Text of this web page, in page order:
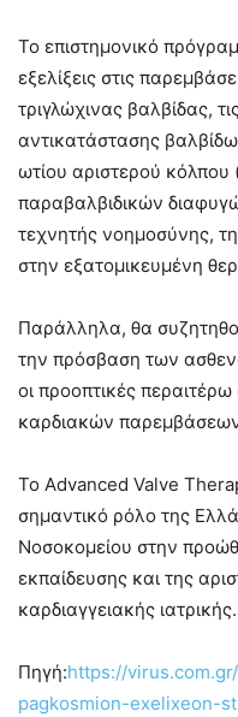
Το επιστημονικό
εξελίξεις στις
τριγλώχινας βαλβίδας,
αντικατάστασης
ωτίου αριστερού κόλπου
παραβαλβιδικών
τεχνητής νοημοσύνης,
στην εξατομικευμένη
Παράλληλα, θα
την πρόσβαση των
οι προοπτικές
καρδιακών
Το Advanced Valve
σημαντικό ρόλο της
Νοσοκομείου στην
εκπαίδευσης και της
καρδιαγγειακής ιατρικής.
Πηγή:https://
pagkosmion-exelixeon-